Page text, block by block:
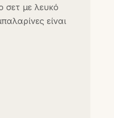
σετ με λευκό
είναι